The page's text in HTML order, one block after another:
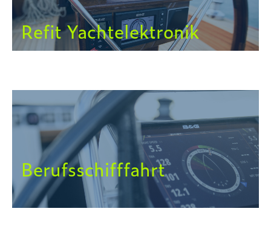
Refit Yachtelektronik
Berufsschifffahrt